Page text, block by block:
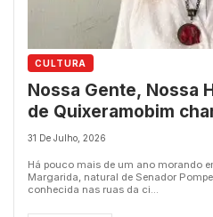
CULTURA
Nossa Gente, Nossa
de Quixeramobim
vida a personagens
31 De Julho, 2026
Há pouco mais de um ano morando
Margarida, natural de Senador
conhecida nas ruas da ci...